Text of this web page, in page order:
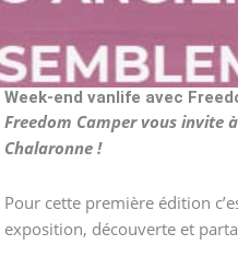
Week-end vanlife avec
Freedom Camper vous invite
Chalaronne !
Pour cette première édition
exposition, découverte et